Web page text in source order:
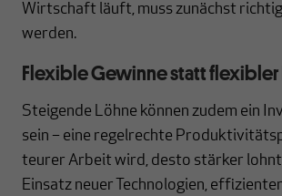
Wirtschaft läuft, muss zunächst
werden.
Flexible Gewinne statt flexibler
Steigende Löhne können zudem ein
sein – eine regelrechte
teurer Arbeit wird, desto stärker lohnt
Einsatz neuer Technologien,